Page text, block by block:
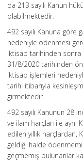
da 213 sayılı Kanun
olabilmektedir.
492 sayılı Kanuna
nedeniyle ödenmesi
iktisap tarihinden sonra
31/8/2020 tarihinden
iktisap işlemleri
tarihi itibarıyla
girmektedir.
492 sayılı Kanunun 28
ve ilam harçları ile aynı
edilen yıllık harçlardan,
geldiği halde
geçmemiş bulunanlar